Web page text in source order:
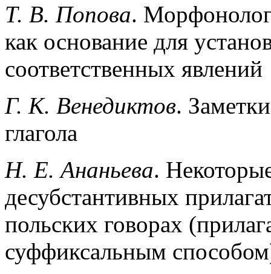
Т. В. Попова.
как основание для
соответственных явлений
Г. К. Венедиктов.
глагола
Н. Е. Ананьева.
десубстантивных
польских говорах
суффиксальным